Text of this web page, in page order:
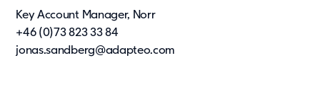
Key Account Manager, Norr
+46 (0)73 823 33 84
jonas.sandberg@adapteo.com